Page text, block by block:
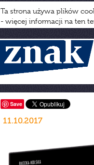
Ta strona używa plików
- więcej informacji na ten
Save
11.10.2017